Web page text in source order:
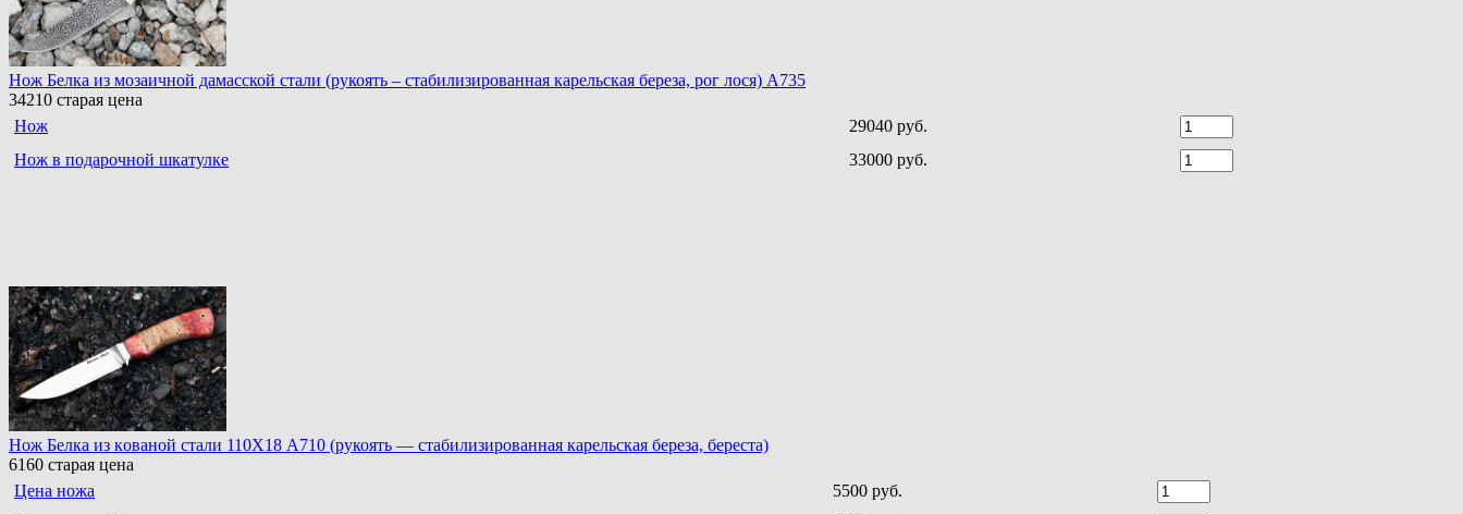
Нож Белка из мозаичной дамасской стали (рукоять – стабилизированная карельская береза, рог лося) A735
34210 старая цена
Нож
29040 руб.
Нож в подарочной шкатулке
33000 руб.
Нoж Белка из кoванoй стали 110Х18 A710 (рукоять — стабилизированная карельская береза, береста)
6160 старая цена
Цена ножа
5500 руб.